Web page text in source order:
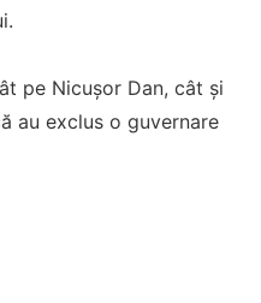
pe Nicușor Dan, cât și
au exclus o guvernare